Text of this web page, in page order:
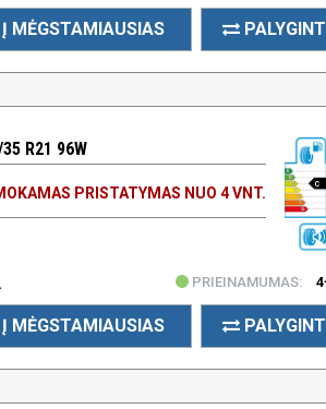
MĖGSTAMIAUSIAS
R21 96W
PRISTATYMAS NUO 4 VNT.
C
PRIEINAMUMAS:
MĖGSTAMIAUSIAS